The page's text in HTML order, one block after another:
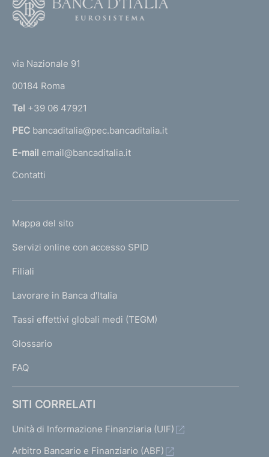
r
n
a
l
'
m
e
a
g
via Nazionale 91
00184 Roma
Tel +39 06 47921
PEC bancaditalia@pec.bancaditalia.it
E-mail email@bancaditalia.it
Contatti
L
N
K
T
I
I
Mappa del sito
Servizi online con accesso SPID
Filiali
Lavorare in Banca d'Italia
Tassi effettivi globali medi (TEGM)
Glossario
FAQ
SITI CORRELATI
Unità di Informazione Finanziaria (UIF)
Arbitro Bancario e Finanziario (ABF)